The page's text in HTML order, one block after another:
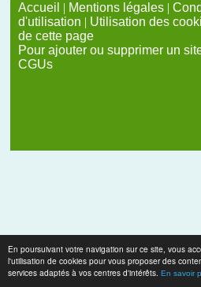
En poursuivant votre navigation sur ce site, vous
l'utilisation de cookies pour vous proposer des
services adaptés à vos centres d'intérêts. En savoir
Accueil | Mentions légales |
d'utilisation | Utilisation des
de cette page
Pour ajouter ou supprimer un
CGUs